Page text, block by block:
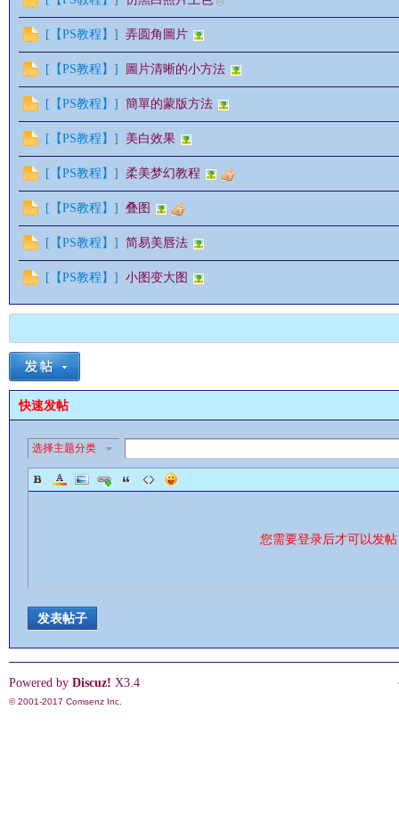
情
§
[ 【PS教程】 ] 弄圆角圖片
[ 【PS教程】 ] 圖片清晰的小方法
[ 【PS教程】 ] 簡單的蒙版方法
[ 【PS教程】 ] 美白效果
[ 【PS教程】 ] 柔美梦幻教程
[ 【PS教程】 ] 叠图
[ 【PS教程】 ] 简易美唇法
[ 【PS教程】 ] 小图变大图
快速发帖
选择主题分类
您需要登录后才可以发
发表帖子
Powered by Discuz! X3.4
© 2001-2017 Comsenz Inc.